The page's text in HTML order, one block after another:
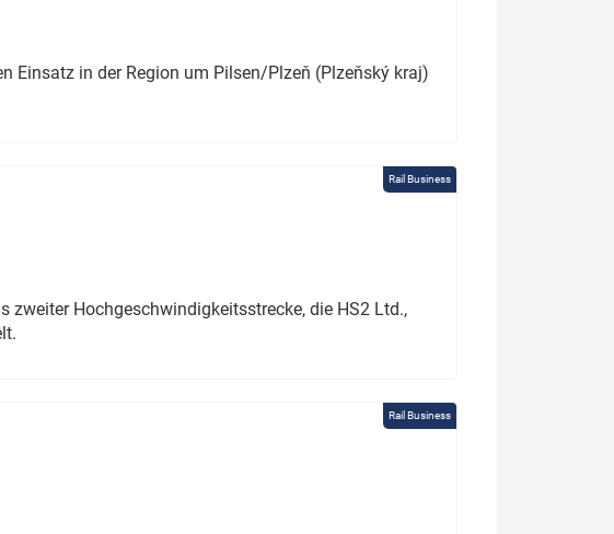
Einsatz in der Region um Pilsen/Plzeň (Plzeňský kraj)
Rail Business
Hochgeschwindigkeitsstrecke, die HS2 Ltd.,
Rail Business